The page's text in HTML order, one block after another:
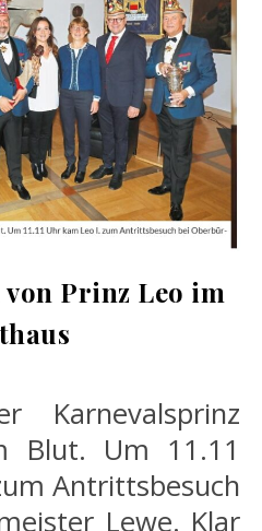
Prinz Leo im
Blut. Um 11.11
Antrittsbesuch
Lewe. Klar